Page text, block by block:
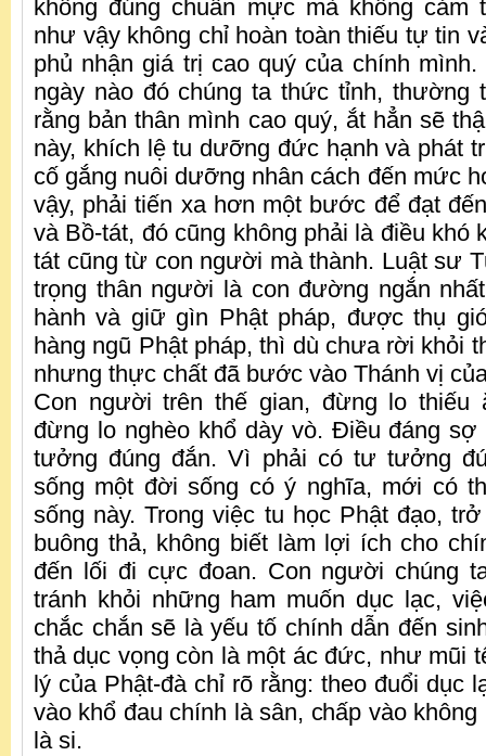
không đúng chuẩn mực mà không cảm
như vậy không chỉ hoàn toàn thiếu tự tin
phủ nhận giá trị cao quý của chính
ngày nào đó chúng ta thức tỉnh, thường
rằng bản thân mình cao quý, ắt hẳn sẽ
này, khích lệ tu dưỡng đức hạnh và phát
cố gắng nuôi dưỡng nhân cách đến mức
vậy, phải tiến xa hơn một bước để đạt
và Bồ-tát, đó cũng không phải là điều khó
tát cũng từ con người mà thành. Luật sư
trọng thân người là con đường ngắn
hành và giữ gìn Phật pháp, được thụ
hàng ngũ Phật pháp, thì dù chưa rời khỏi
nhưng thực chất đã bước vào Thánh vị
Con người trên thế gian, đừng lo thiếu
đừng lo nghèo khổ dày vò. Điều đáng
tưởng đúng đắn. Vì phải có tư tưởng
sống một đời sống có ý nghĩa, mới có
sống này. Trong việc tu học Phật đạo,
buông thả, không biết làm lợi ích cho
đến lối đi cực đoan. Con người chúng
tránh khỏi những ham muốn dục lạc,
chắc chắn sẽ là yếu tố chính dẫn đến
thả dục vọng còn là một ác đức, như mũi
lý của Phật-đà chỉ rõ rằng: theo đuổi dục
vào khổ đau chính là sân, chấp vào
là si.